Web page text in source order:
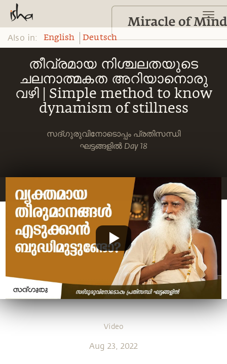
തീവ്രമായ നിശ്ചലതയുടെ
ചലനാത്മകത അറിയാനൊരു
വഴി | Simple method to know
dynamism of stillness
സദ്ഗുരുവിനോടൊപ്പം പ്രതിസന്ധി
ഘട്ടങ്ങളിൽ Day 18
Video
Aug 23, 2022
Also in: English Deutsch